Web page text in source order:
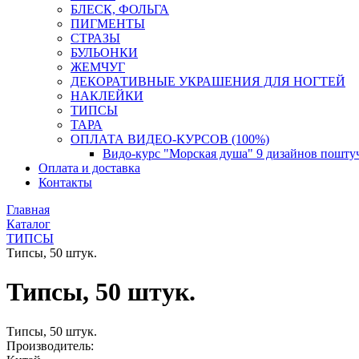
БЛЕСК, ФОЛЬГА
ПИГМЕНТЫ
СТРАЗЫ
БУЛЬОНКИ
ЖЕМЧУГ
ДЕКОРАТИВНЫЕ УКРАШЕНИЯ ДЛЯ НОГТЕЙ
НАКЛЕЙКИ
ТИПСЫ
ТАРА
ОПЛАТА ВИДЕО-КУРСОВ (100%)
Видо-курс "Морская душа" 9 дизайнов
Оплата и доставка
Контакты
Главная
Каталог
ТИПСЫ
Типсы, 50 штук.
Типсы, 50 штук.
Типсы, 50 штук.
Производитель: